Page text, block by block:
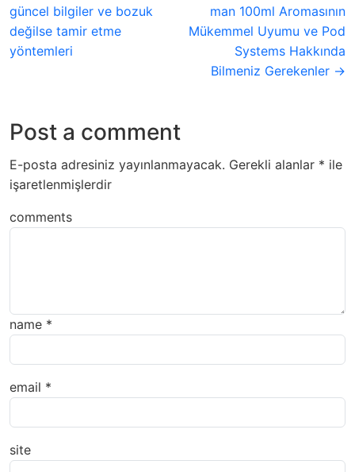
güncel bilgiler ve bozuk
değilse tamir etme
yöntemleri
man 100ml Aromasının
Mükemmel Uyumu ve Pod
Systems Hakkında
Bilmeniz Gerekenler →
Post a comment
E-posta adresiniz yayınlanmayacak. Gerekli alanlar * ile
işaretlenmişlerdir
comments
name *
email *
site